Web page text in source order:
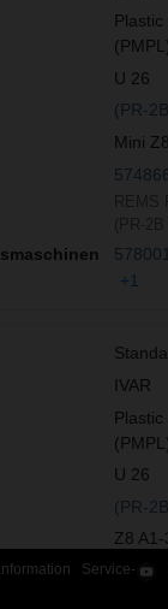
U 26
(PR-
Mini
+1
IVAR
U 26
(PR-
Z8
Service-